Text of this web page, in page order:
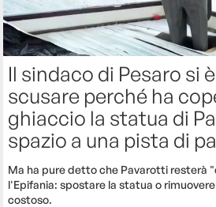
Il sindaco di Pesaro si
scusare perché ha
ghiaccio la statua di
spazio a una pista di
Ma ha pure detto che Pavarotti resterà
l'Epifania: spostare la statua o
costoso.